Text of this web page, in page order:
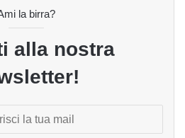
la birra?
alla nostra